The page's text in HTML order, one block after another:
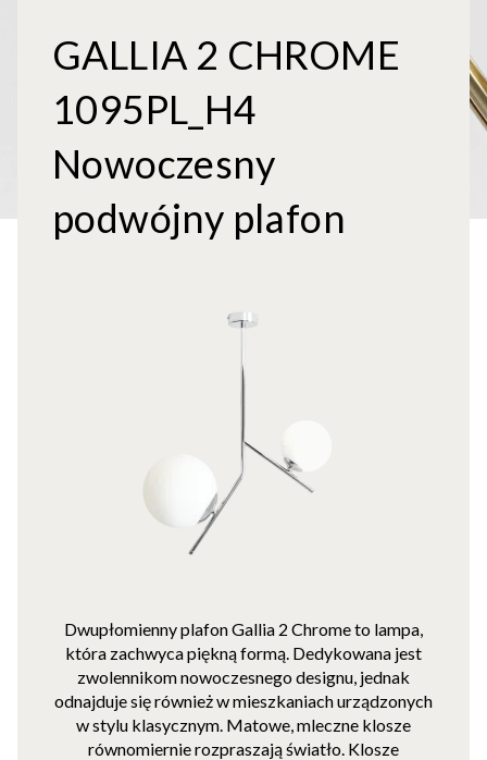
GALLIA 2 CHROME
1095PL_H4
Nowoczesny
podwójny plafon
Dwupłomienny plafon Gallia 2 Chrome to lampa,
która zachwyca piękną formą. Dedykowana jest
zwolennikom nowoczesnego designu, jednak
odnajduje się również w mieszkaniach urządzonych
w stylu klasycznym. Matowe, mleczne klosze
równomiernie rozpraszają światło. Klosze